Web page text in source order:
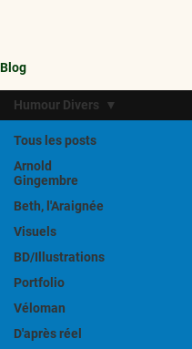
Blog
Tous les posts
Arnold
Gingembre
Beth, l'Araignée
Visuels
BD/Illustrations
Portfolio
Véloman
D'après réel
Humour Divers